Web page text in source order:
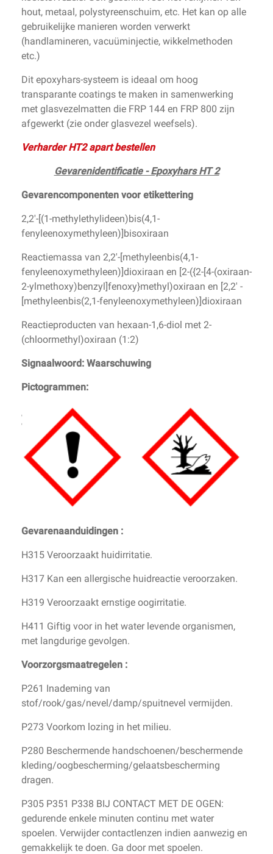
hout, metaal, polystyreenschuim, etc. Het kan op alle
gebruikelijke manieren worden verwerkt
(handlamineren, vacuüminjectie, wikkelmethoden
etc.)
Dit epoxyhars-systeem is ideaal om hoog
transparante coatings te maken in samenwerking
met glasvezelmatten die FRP 144 en FRP 800 zijn
afgewerkt (zie onder glasvezel weefsels).
Verharder HT2 apart bestellen
Gevarenidentificatie - Epoxyhars HT 2
Gevarencomponenten voor etikettering
2,2'-[(1-methylethylideen)bis(4,1-
fenyleenoxymethyleen)]bisoxiraan
Reactiemassa van 2,2'-[methyleenbis(4,1-
fenyleenoxymethyleen)]dioxiraan en [2-({2-[4-(oxiraan-
2-ylmethoxy)benzyl]fenoxy}methyl)oxiraan en [2,2' -
[methyleenbis(2,1-fenyleenoxymethyleen)]dioxiraan
Reactieproducten van hexaan-1,6-diol met 2-
(chloormethyl)oxiraan (1:2)
Signaalwoord: Waarschuwing
Pictogrammen:
Gevarenaanduidingen :
H315 Veroorzaakt huidirritatie.
H317 Kan een allergische huidreactie veroorzaken.
H319 Veroorzaakt ernstige oogirritatie.
H411 Giftig voor in het water levende organismen,
met langdurige gevolgen.
Voorzorgsmaatregelen :
P261 Inademing van
stof/rook/gas/nevel/damp/spuitnevel vermijden.
P273 Voorkom lozing in het milieu.
P280 Beschermende handschoenen/beschermende
kleding/oogbescherming/gelaatsbescherming
dragen.
P305 P351 P338 BIJ CONTACT MET DE OGEN:
gedurende enkele minuten continu met water
spoelen. Verwijder contactlenzen indien aanwezig en
gemakkelijk te doen. Ga door met spoelen.